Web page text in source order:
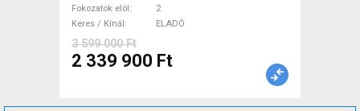
Fokozatok elöl
2
Keres / Kínál
ELADÓ
3 599 000 Ft
2 339 900 Ft